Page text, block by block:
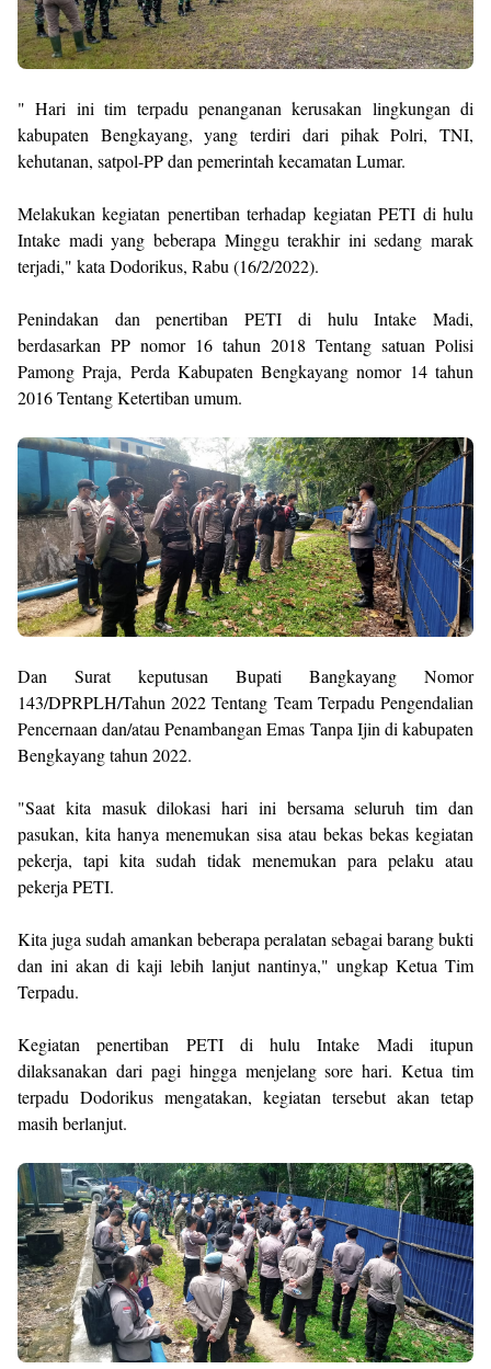
" Hari ini tim terpadu penanganan kerusakan lingkungan di
kabupaten Bengkayang, yang terdiri dari pihak Polri, TNI,
kehutanan, satpol-PP dan pemerintah kecamatan Lumar.
Melakukan kegiatan penertiban terhadap kegiatan PETI di hulu
Intake madi yang beberapa Minggu terakhir ini sedang marak
terjadi," kata Dodorikus, Rabu (16/2/2022).
Penindakan dan penertiban PETI di hulu Intake Madi,
berdasarkan PP nomor 16 tahun 2018 Tentang satuan Polisi
Pamong Praja, Perda Kabupaten Bengkayang nomor 14 tahun
2016 Tentang Ketertiban umum.
Dan Surat keputusan Bupati Bangkayang Nomor
143/DPRPLH/Tahun 2022 Tentang Team Terpadu Pengendalian
Pencernaan dan/atau Penambangan Emas Tanpa Ijin di kabupaten
Bengkayang tahun 2022.
"Saat kita masuk dilokasi hari ini bersama seluruh tim dan
pasukan, kita hanya menemukan sisa atau bekas bekas kegiatan
pekerja, tapi kita sudah tidak menemukan para pelaku atau
pekerja PETI.
Kita juga sudah amankan beberapa peralatan sebagai barang bukti
dan ini akan di kaji lebih lanjut nantinya," ungkap Ketua Tim
Terpadu.
Kegiatan penertiban PETI di hulu Intake Madi itupun
dilaksanakan dari pagi hingga menjelang sore hari. Ketua tim
terpadu Dodorikus mengatakan, kegiatan tersebut akan tetap
masih berlanjut.